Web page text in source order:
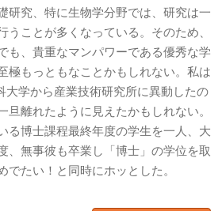
研究、特に生物学分野では、研究は一
うことが多くなっている。そのため、
も、貴重なマンパワーである優秀な学
極もっともなことかもしれない。私は
大学から産業技術研究所に異動したの
旦離れたように見えたかもしれない。
る博士課程最終年度の学生を一人、大
、無事彼も卒業し「博士」の学位を取
でたい！と同時にホッとした。